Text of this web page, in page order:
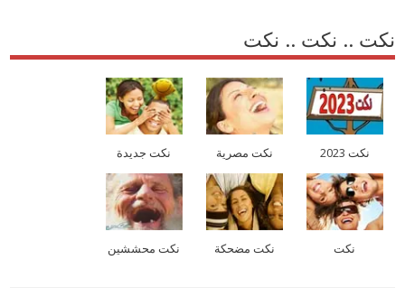
نكت .. نكت .. نكت
نكت 2023 نكت مصرية نكت جديدة
نكت نكت مضحكة نكت محششين